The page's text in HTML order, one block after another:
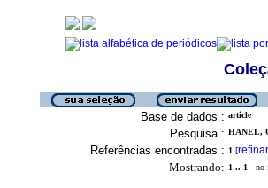
Base de dados : article
Pesquisa : HANEL,
Referências encontradas : 1 [refinar
Mostrando: 1 .. 1 no